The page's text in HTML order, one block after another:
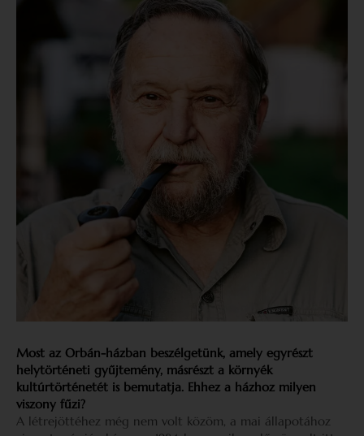
Most az Orbán-házban beszélgetünk, amely egyrészt
helytörténeti gyűjtemény, másrészt a környék
kultúrtörténetét is bemutatja. Ehhez a házhoz milyen
viszony fűzi?
A létrejöttéhez még nem volt közöm, a mai állapotához